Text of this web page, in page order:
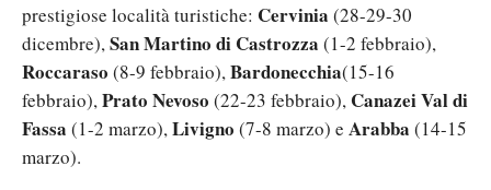
prestigiose località turistiche: Cervinia (28-29-30
dicembre),San Martino di Castrozza (1-2 febbraio),
Roccaraso (8-9 febbraio),Bardonecchia(15-16
febbraio),Prato Nevoso (22-23 febbraio), Canazei Val di
Fassa (1-2 marzo),Livigno (7-8 marzo) e Arabba (14-15
marzo).